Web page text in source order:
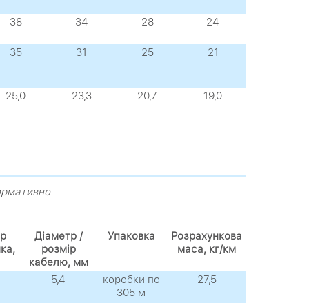
38 34 28 24
35 31 25 21
25,0 23,3 20,7 19,0
Діаметр /
розмір
кабелю, мм
Упаковка
Розрахункова
маса, кг/км
5,4
коробки по
305 м
27,5